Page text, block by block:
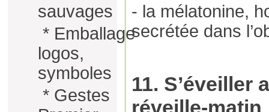
sauvages
* Emballage
logos,
symboles
* Gestes
- la mélatonine,
secrétée dans
11. S’éveiller
réveille-matin